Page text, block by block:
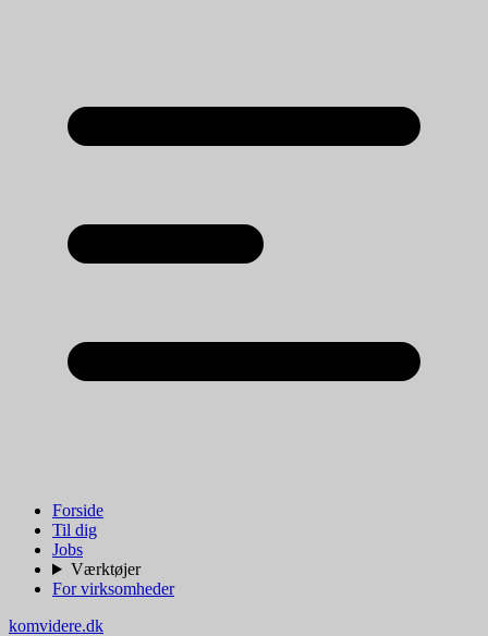
Forside
Til dig
Jobs
Værktøjer
For virksomheder
komvidere.dk